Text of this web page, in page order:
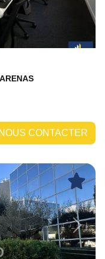
NOUS CONTACTER
Next